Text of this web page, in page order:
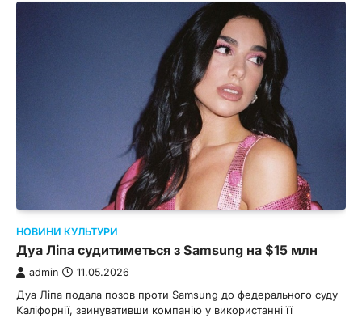
НОВИНИ КУЛЬТУРИ
Дуа Ліпа судитиметься з Samsung на $15 млн
admin 11.05.2026
Дуа Ліпа подала позов проти Samsung до федерального суду
Каліфорнії, звинувативши компанію у використанні її